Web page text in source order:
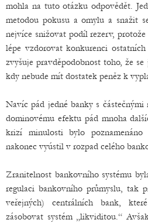
mohla na tuto otázku odpovědět.
metodou pokusu a omylu a snažit
nejvíce snižovat podíl rezerv,
lépe vzdorovat konkurenci
zvyšuje pravděpodobnost toho, že
kdy nebude mít dostatek peněz k
Navíc pád jedné banky s
dominovému efektu pád mnoha
krizí minulosti bylo
nakonec vyústil v rozpad celého
Zranitelnost bankovního systému
regulaci bankovního průmyslu, tak
veřejných) centrálních bank,
zásobovat systém „likviditou.“